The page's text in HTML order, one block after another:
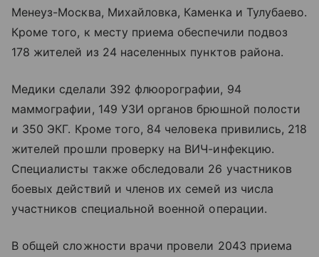
Менеуз-Москва, Михайловка, Каменка и Тулубаево.
Кроме того, к месту приема обеспечили подвоз
178 жителей из 24 населенных пунктов района.
Медики сделали 392 флюорографии, 94
маммографии, 149 УЗИ органов брюшной полости
и 350 ЭКГ. Кроме того, 84 человека привились, 218
жителей прошли проверку на ВИЧ-инфекцию.
Специалисты также обследовали 26 участников
боевых действий и членов их семей из числа
участников специальной военной операции.
В общей сложности врачи провели 2043 приема